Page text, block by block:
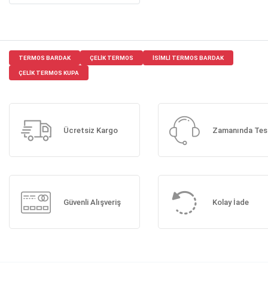
TERMOS BARDAK ÇELIK TERMOS ISIMLI TERMOS BARDAK
ÇELIK TERMOS KUPA
Ücretsiz Kargo Zamanında
Güvenli Alışveriş Kolay İade